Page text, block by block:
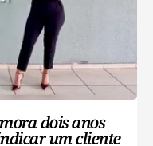
dois anos
um cliente